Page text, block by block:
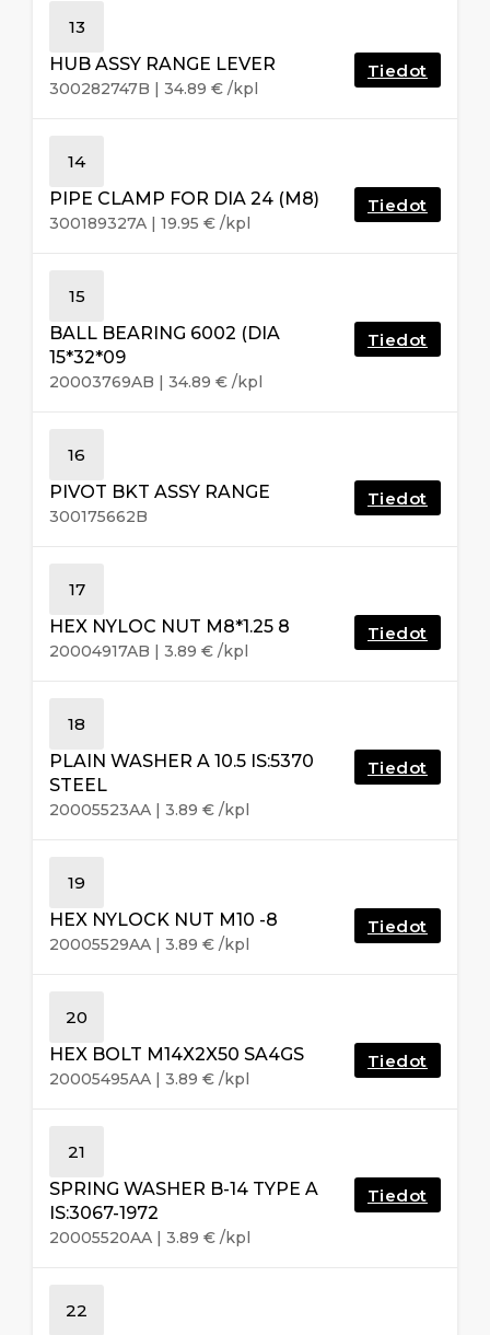
13
HUB ASSY RANGE LEVER
300282747B | 34.89 € /kpl
Tiedot
14
PIPE CLAMP FOR DIA 24 (M8)
300189327A | 19.95 € /kpl
Tiedot
15
BALL BEARING 6002 (DIA
15*32*09
20003769AB | 34.89 € /kpl
Tiedot
16
PIVOT BKT ASSY RANGE
300175662B
Tiedot
17
HEX NYLOC NUT M8*1.25 8
20004917AB | 3.89 € /kpl
Tiedot
18
PLAIN WASHER A 10.5 IS:5370
STEEL
20005523AA | 3.89 € /kpl
Tiedot
19
HEX NYLOCK NUT M10 -8
20005529AA | 3.89 € /kpl
Tiedot
20
HEX BOLT M14X2X50 SA4GS
20005495AA | 3.89 € /kpl
Tiedot
21
SPRING WASHER B-14 TYPE A
IS:3067-1972
20005520AA | 3.89 € /kpl
Tiedot
22